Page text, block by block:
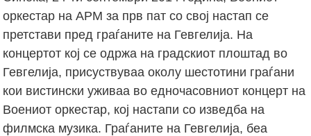
оркестар на АРМ за прв пат со свој настап се
претстави пред граѓаните на Гевгелија. На
концертот кој се одржа на градскиот плоштад во
Гевгелија, присуствуваа околу шестотини граѓани
кои вистински уживаа во едночасовниот концерт на
Воениот оркестар, кој настапи со изведба на
филмска музика. Граѓаните на Гевгелија, беа